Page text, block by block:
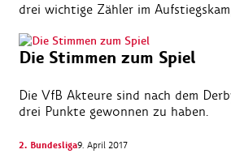
drei wichtige Zähler im
Die Stimmen zum Spiel
Die VfB Akteure sind nach dem
drei Punkte gewonnen zu haben.
2. Bundesliga9. April 2017